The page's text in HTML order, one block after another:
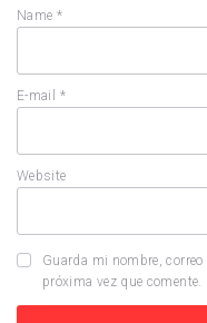
Name *
E-mail *
Website
Guarda mi nombre,
próxima vez que comente.